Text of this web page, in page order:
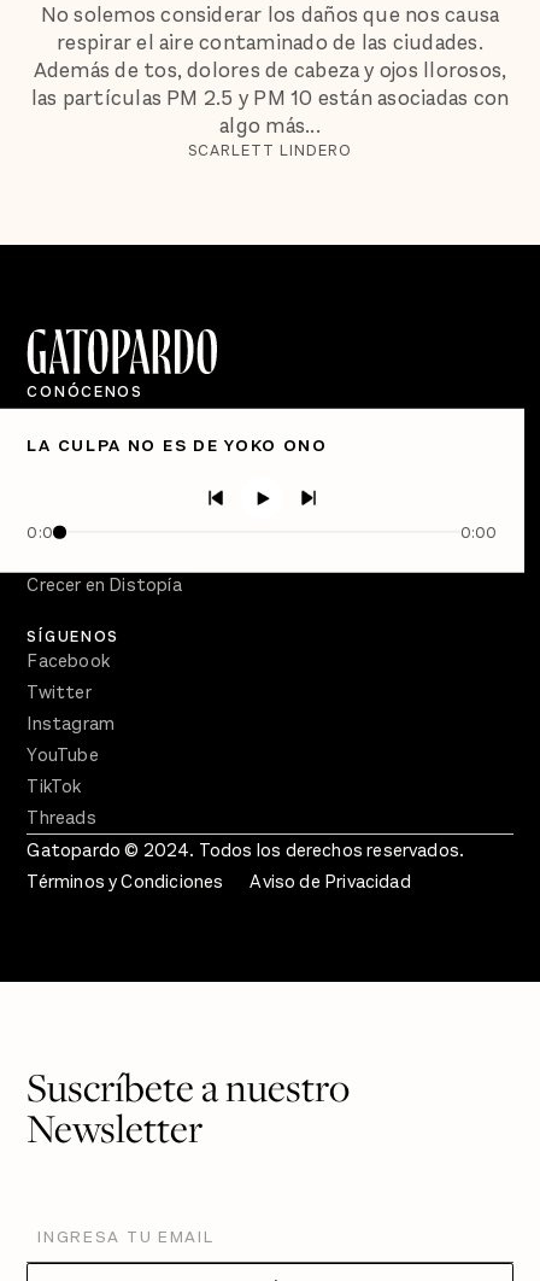
No solemos considerar los daños que nos causa
respirar el aire contaminado de las ciudades.
Además de tos, dolores de cabeza y ojos llorosos,
las partículas PM 2.5 y PM 10 están asociadas con
algo más...
SCARLETT LINDERO
LA CULPA NO ES DE YOKO ONO
0:00 0:00
CONÓCENOS
Quiénes Somos
Directorio
Semanario Gatopardo
Crecer en Distopía
SÍGUENOS
Facebook
Twitter
Instagram
YouTube
TikTok
Threads
Gatopardo © 2024. Todos los derechos reservados.
Términos y Condiciones
Aviso de Privacidad
Suscríbete a nuestro
Newsletter